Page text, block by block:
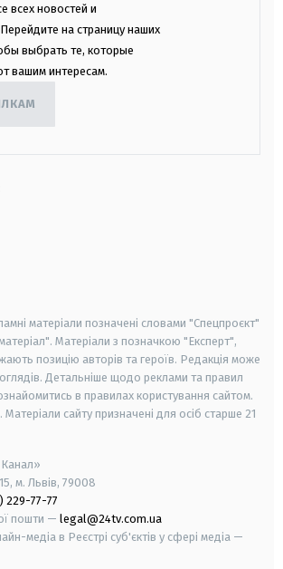
всех новостей и
на страницу наших
выбрать те, которые
вашим интересам.
матеріали позначені словами "Спецпроєкт"
Матеріали з позначкою "Експерт",
позицію авторів та героїв. Редакція може
Детальніше щодо реклами та правил
в правилах користування сайтом.
Матеріали сайту призначені для осіб старше 21
м. Львів, 79008
229-77-77
пошти — legal@24tv.com.ua
медіа в Реєстрі суб'єктів у сфері медіа —